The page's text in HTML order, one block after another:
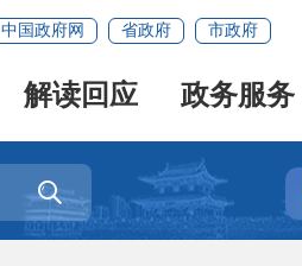
中国政府网 省政府 市政府
解读回应 政务服务
